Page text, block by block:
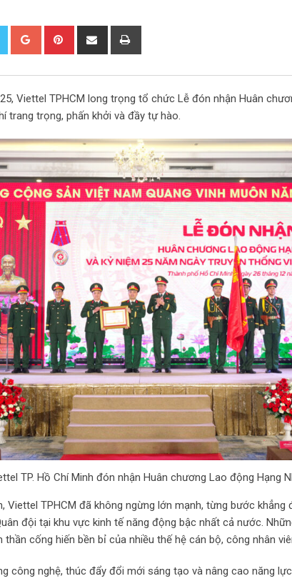
o
l
e
+
i
e
r
e
s
t
h
e
v
i
a
E
m
a
r
t
Viettel TPHCM long trọng tổ chức Lễ đón nhận Huân
trang trọng, phấn khởi và đầy tự hào.
TP. Hồ Chí Minh đón nhận Huân chương Lao động Hạng
Viettel TPHCM đã không ngừng lớn mạnh, từng bước
đội tại khu vực kinh tế năng động bậc nhất cả nước.
cống hiến bền bỉ của nhiều thế hệ cán bộ, công nhân
công nghệ, thúc đẩy đổi mới sáng tạo và nâng cao năng